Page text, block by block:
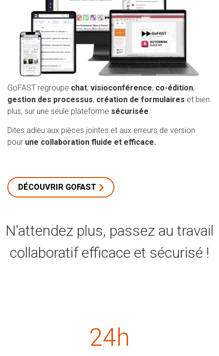
GoFAST regroupe chat, visioconférence, co-édition,
gestion des processus, création de formulaires et bien
plus, sur une seule plateforme sécurisée.
Dites adieu aux pièces jointes et aux erreurs de version
pour une collaboration fluide et efficace.
DÉCOUVRIR GOFAST
N'attendez plus, passez au travail
collaboratif efficace et sécurisé !
24h